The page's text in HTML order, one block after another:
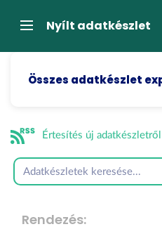
átugrásaNavigációNyílt adatkészlet
Összes adatkészlet
Értesítés új adatkészletről
Rendezés